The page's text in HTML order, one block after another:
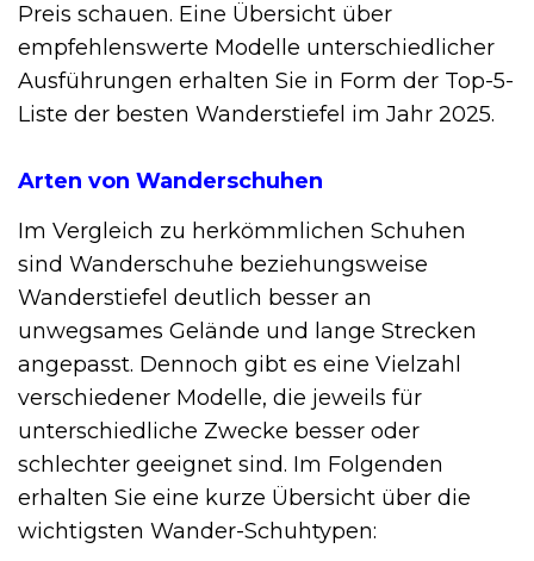
Preis schauen. Eine Übersicht über
empfehlenswerte Modelle unterschiedlicher
Ausführungen erhalten Sie in Form der Top-5-
Liste der besten Wanderstiefel im Jahr 2025.
Arten von Wanderschuhen
Im Vergleich zu herkömmlichen Schuhen
sind Wanderschuhe beziehungsweise
Wanderstiefel deutlich besser an
unwegsames Gelände und lange Strecken
angepasst. Dennoch gibt es eine Vielzahl
verschiedener Modelle, die jeweils für
unterschiedliche Zwecke besser oder
schlechter geeignet sind. Im Folgenden
erhalten Sie eine kurze Übersicht über die
wichtigsten Wander-Schuhtypen: